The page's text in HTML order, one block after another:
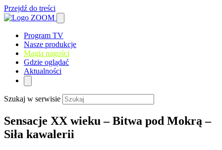
Przejdź do treści
Program TV
Nasze produkcje
Magia nagości
Gdzie oglądać
Aktualności
Szukaj w serwisie
Sensacje XX wieku – Bitwa pod Mokrą –
Siła kawalerii